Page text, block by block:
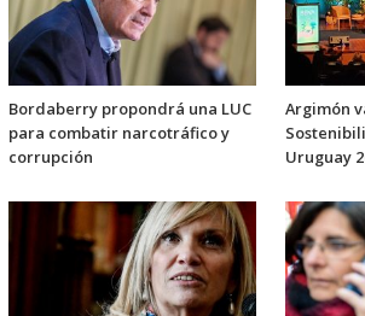
Bordaberry propondrá una LUC
para combatir narcotráfico y
corrupción
Argimón
Uruguay